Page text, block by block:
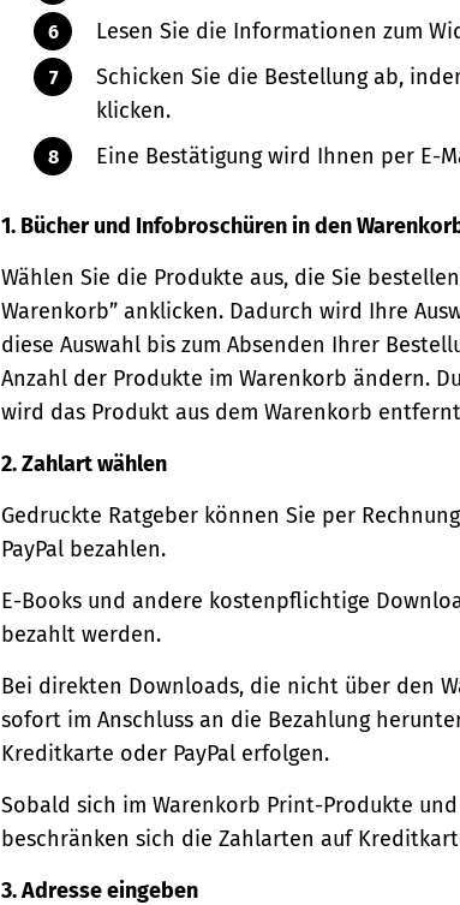
Lesen Sie die Informationen zum
Schicken Sie die Bestellung ab,
klicken.
Eine Bestätigung wird Ihnen per E-
1. Bücher und Infobroschüren in den
Wählen Sie die Produkte aus, die Sie
Warenkorb” anklicken. Dadurch wird Ihre
diese Auswahl bis zum Absenden Ihrer
Anzahl der Produkte im Warenkorb ändern.
wird das Produkt aus dem Warenkorb
2. Zahlart wählen
Gedruckte Ratgeber können Sie per
PayPal bezahlen.
E-Books und andere kostenpflichtige
bezahlt werden.
Bei direkten Downloads, die nicht über den
sofort im Anschluss an die Bezahlung
Kreditkarte oder PayPal erfolgen.
Sobald sich im Warenkorb Print-Produkte
beschränken sich die Zahlarten auf
3. Adresse eingeben